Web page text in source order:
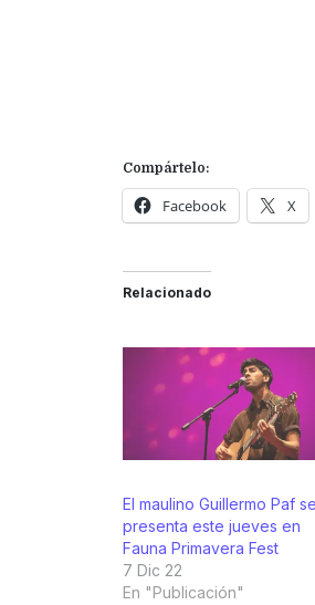
Compártelo:
Facebook X
Relacionado
El maulino Guillermo Paf se
presenta este jueves en
Fauna Primavera Fest
7 Dic 22
En "Publicación"